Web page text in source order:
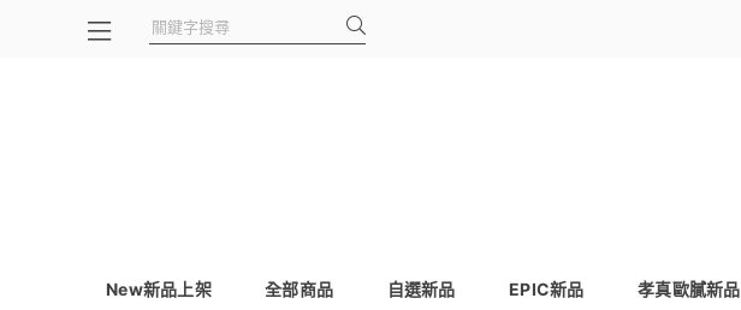
New新品上架 全部商品 自選新品 EPIC新品 孝真歐膩新品